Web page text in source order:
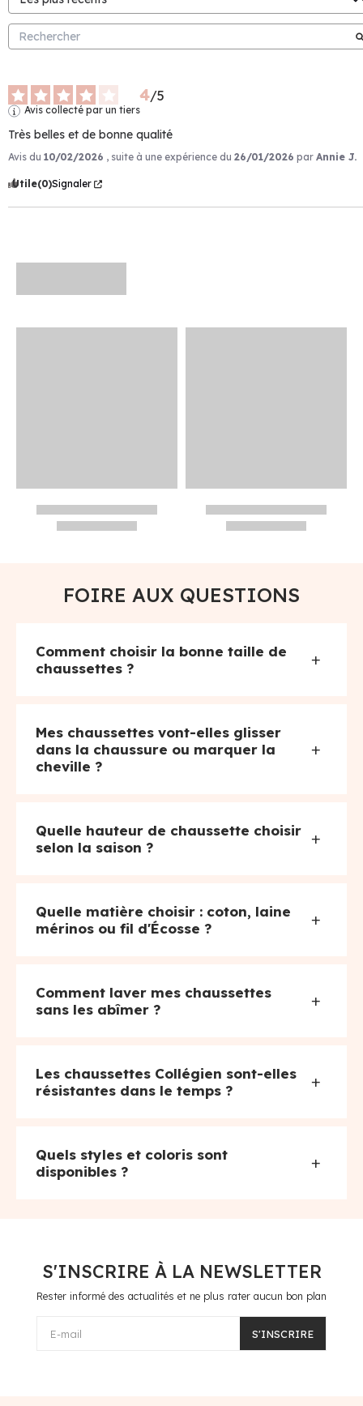
4/5
Avis collecté par un tiers
Très belles et de bonne qualité
Avis du 10/02/2026 , suite à une expérience du 26/01/2026 par Annie J.
Utile(0)Signaler
FOIRE AUX QUESTIONS
Comment choisir la bonne taille de
chaussettes ?
+
Mes chaussettes vont-elles glisser
dans la chaussure ou marquer la
cheville ?
+
Quelle hauteur de chaussette choisir
selon la saison ?
+
Quelle matière choisir : coton, laine
mérinos ou fil d'Écosse ?
+
Comment laver mes chaussettes
sans les abîmer ?
+
Les chaussettes Collégien sont-elles
résistantes dans le temps ?
+
Quels styles et coloris sont
disponibles ?
+
S'INSCRIRE À LA NEWSLETTER
Rester informé des actualités et ne plus rater aucun bon plan
E-mail S'INSCRIRE